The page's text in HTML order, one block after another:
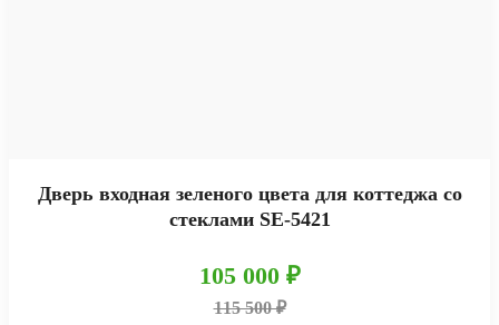
Дверь входная зеленого цвета для коттеджа со
стеклами SE-5421
105 000 ₽
115 500 ₽